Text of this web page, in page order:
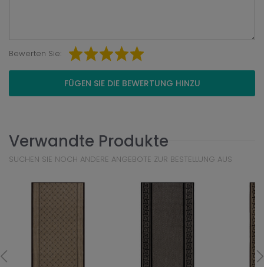
Bewerten Sie:
FÜGEN SIE DIE BEWERTUNG HINZU
Verwandte Produkte
SUCHEN SIE NOCH ANDERE ANGEBOTE ZUR BESTELLUNG AUS